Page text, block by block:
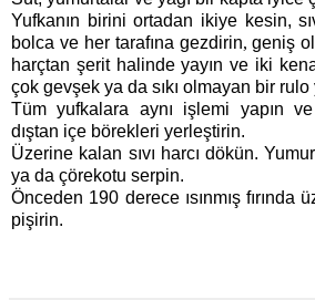
Yufkanın birini ortadan ikiye kesin,
bolca ve her tarafına gezdirin, geniş
harçtan şerit halinde yayın ve iki
çok gevşek ya da sıkı olmayan bir rulo
Tüm yufkalara aynı işlemi yapın ve
dıştan içe börekleri yerleştirin.
Üzerine kalan sıvı harcı dökün.
ya da çörekotu serpin.
Önceden 190 derece ısınmış fırında
pişirin.